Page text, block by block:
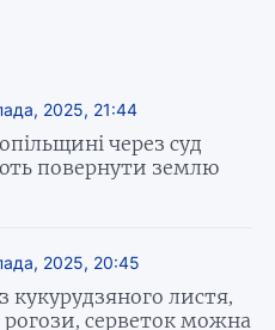
2025, 21:44
через суд
повернути землю
2025, 20:45
кукурудзяного листя,
серветок можна